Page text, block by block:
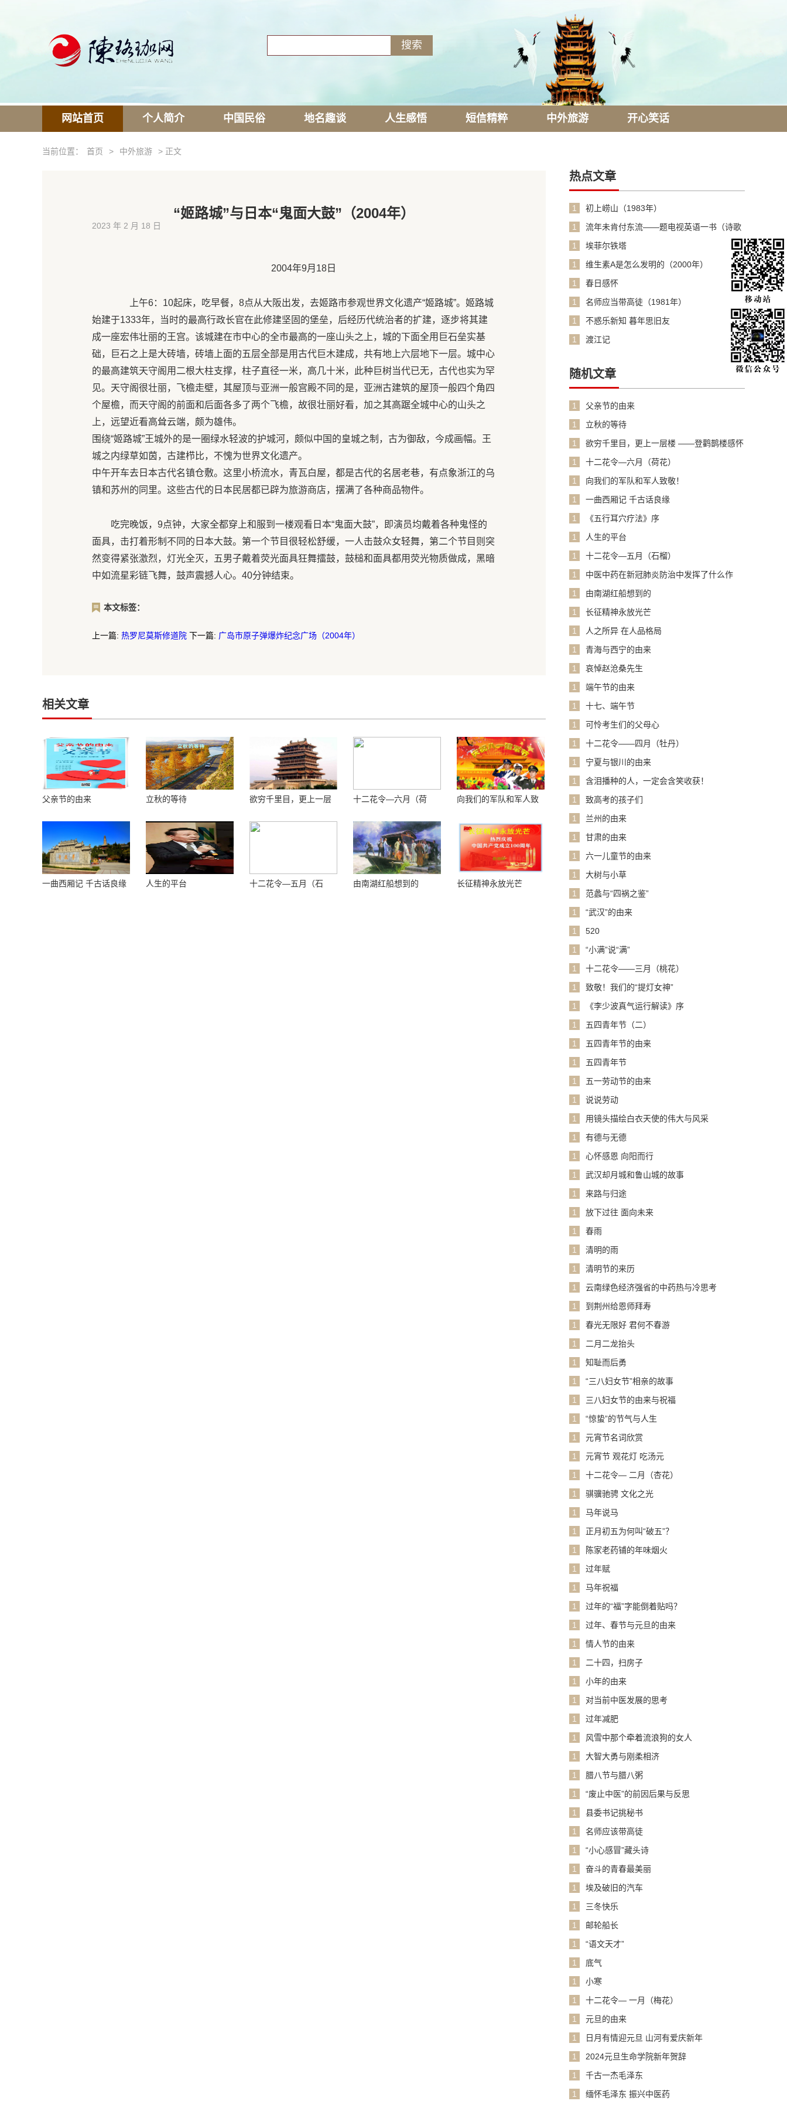
网站首页 个人简介 中国民俗 地名趣谈 人生感悟 短信精粹 中外旅游 开心笑话
当前位置： 首页 > 中外旅游 > 正文
“姬路城”与日本“鬼面大鼓”（2004年）
2023 年 2 月 18 日
2004年9月18日
上午6：10起床，吃早餐，8点从大阪出发，去姬路市参观世界文化遗产“姬路城”。姬路城
始建于1333年，当时的最高行政长官在此修建坚固的堡垒，后经历代统治者的扩建，逐步将其建
成一座宏伟壮丽的王宫。该城建在市中心的全市最高的一座山头之上，城的下面全用巨石垒实基
础，巨石之上是大砖墙，砖墙上面的五层全部是用古代巨木建成，共有地上六层地下一层。城中心
的最高建筑天守阁用二根大柱支撑，柱子直径一米，高几十米，此种巨树当代已无，古代也实为罕
见。天守阁很壮丽，飞檐走壁，其屋顶与亚洲一般宫殿不同的是，亚洲古建筑的屋顶一般四个角四
个屋檐，而天守阁的前面和后面各多了两个飞檐，故很壮丽好看，加之其高踞全城中心的山头之
上，远望近看高耸云端，颇为雄伟。
围绕“姬路城”王城外的是一圈绿水轻波的护城河，颇似中国的皇城之制，古为御敌，今成画幅。王
城之内绿草如茵，古建栉比，不愧为世界文化遗产。
中午开车去日本古代名镇仓敷。这里小桥流水，青瓦白屋，都是古代的名居老巷，有点象浙江的乌
镇和苏州的同里。这些古代的日本民居都已辟为旅游商店，摆满了各种商品物件。
吃完晚饭，9点钟，大家全都穿上和服到一楼观看日本“鬼面大鼓”，即演员均戴着各种鬼怪的
面具，击打着形制不同的日本大鼓。第一个节目很轻松舒缓，一人击鼓众女轻舞，第二个节目则突
然变得紧张激烈，灯光全灭，五男子戴着荧光面具狂舞擂鼓，鼓槌和面具都用荧光物质做成，黑暗
中如流星彩链飞舞，鼓声震撼人心。40分钟结束。
本文标签：
上一篇: 热罗尼莫斯修道院 下一篇: 广岛市原子弹爆炸纪念广场（2004年）
相关文章
父亲节的由来 立秋的等待
欲穷千里目，更上一层
十二花令—六月（荷
向我们的军队和军人致
一曲西厢记 千古话良缘 人生的平台
十二花令—五月（石
由南湖红船想到的 长征精神永放光芒
热点文章
1
初上崂山（1983年）
1
流年未肯付东流——题电视英语一书（诗歌
1
埃菲尔铁塔
1
维生素A是怎么发明的（2000年）
1
春日感怀
1
名师应当带高徒（1981年）
1
不惑乐新知 暮年思旧友
1
渡江记
随机文章
1
父亲节的由来
1
立秋的等待
1
欲穷千里目，更上一层楼 ——登鹳鹊楼感怀
1
十二花令—六月（荷花）
1
向我们的军队和军人致敬！
1
一曲西厢记 千古话良缘
1
《五行耳穴疗法》序
1
人生的平台
1
十二花令—五月（石榴）
1
中医中药在新冠肺炎防治中发挥了什么作
1
由南湖红船想到的
1
长征精神永放光芒
1
人之所异 在人品格局
1
青海与西宁的由来
1
哀悼赵沧桑先生
1
端午节的由来
1
十七、端午节
1
可怜考生们的父母心
1
十二花令——四月（牡丹）
1
宁夏与银川的由来
1
含泪播种的人，一定会含笑收获！
1
致高考的孩子们
1
兰州的由来
1
甘肃的由来
1
六一儿童节的由来
1
大树与小草
1
范蠡与“四祸之鉴”
1
“武汉”的由来
1
520
1
“小满”说“满”
1
十二花令——三月（桃花）
1
致敬！我们的“提灯女神”
1
《李少波真气运行解读》序
1
五四青年节（二）
1
五四青年节的由来
1
五四青年节
1
五一劳动节的由来
1
说说劳动
1
用镜头描绘白衣天使的伟大与风采
1
有德与无德
1
心怀感恩 向阳而行
1
武汉却月城和鲁山城的故事
1
来路与归途
1
放下过往 面向未来
1
春雨
1
清明的雨
1
清明节的来历
1
云南绿色经济强省的中药热与冷思考
1
到荆州给恩师拜寿
1
春光无限好 君何不春游
1
二月二龙抬头
1
知耻而后勇
1
“三八妇女节”相亲的故事
1
三八妇女节的由来与祝福
1
“惊蛰”的节气与人生
1
元宵节名词欣赏
1
元宵节 观花灯 吃汤元
1
十二花令— 二月（杏花）
1
骐骥驰骋 文化之光
1
马年说马
1
正月初五为何叫“破五”？
1
陈家老药铺的年味烟火
1
过年赋
1
马年祝福
1
过年的“福”字能倒着贴吗？
1
过年、春节与元旦的由来
1
情人节的由来
1
二十四，扫房子
1
小年的由来
1
对当前中医发展的思考
1
过年减肥
1
风雪中那个牵着流浪狗的女人
1
大智大勇与刚柔相济
1
腊八节与腊八粥
1
“废止中医”的前因后果与反思
1
县委书记挑秘书
1
名师应该带高徒
1
“小心感冒”藏头诗
1
奋斗的青春最美丽
1
埃及破旧的汽车
1
三冬快乐
1
邮轮船长
1
“语文天才”
1
底气
1
小寒
1
十二花令— 一月（梅花）
1
元旦的由来
1
日月有情迎元旦 山河有爱庆新年
1
2024元旦生命学院新年贺辞
1
千古一杰毛泽东
1
缅怀毛泽东 振兴中医药